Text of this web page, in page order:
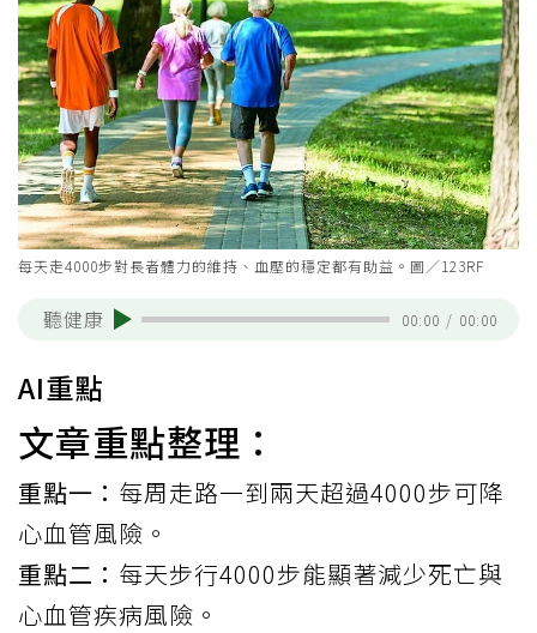
每天走4000步對長者體力的維持、血壓的穩定都有助益。圖／123RF
聽健康 00:00 / 00:00
AI重點
文章重點整理：
重點一： 每周走路一到兩天超過4000步可降
心血管風險。
重點二： 每天步行4000步能顯著減少死亡與
心血管疾病風險。